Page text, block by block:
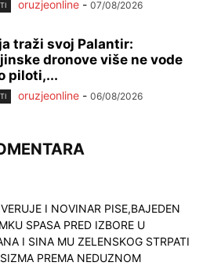
oruzjeonline - 07/08/2026
traži svoj Palantir:
dronove više ne vode
piloti,...
oruzjeonline - 06/08/2026
I NOVINAR PISE,BAJEDEN
SPASA PRED IZBORE U
I SINA MU ZELENSKOG STRPATI
PREMA NEDUZNOM